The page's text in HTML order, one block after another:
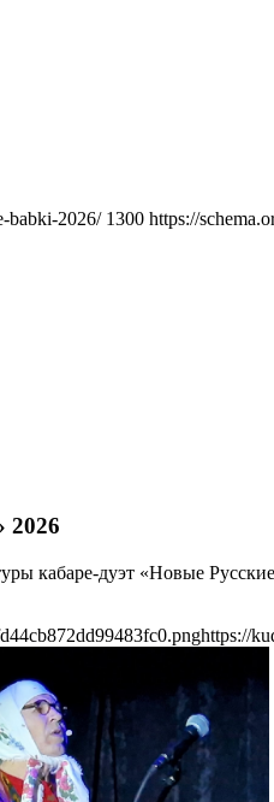
babki-2026/ 1300 https://
2026
кабаре-дуэт «Новые
https://